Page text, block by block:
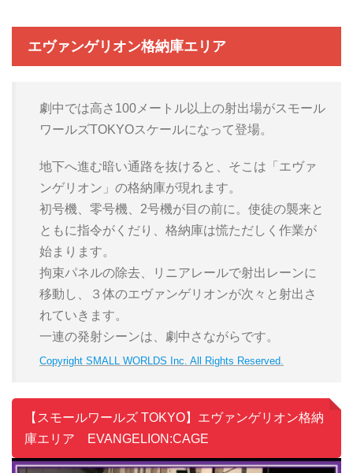
エヴァンゲリオン格納庫エリア
劇中では高さ100メートル以上の射出場がスモール
ワールズTOKYOスケールになって登場。
地下へ進む暗い通路を抜けると、そこは「エヴァ
ンゲリオン」の格納庫が現れます。
初号機、零号機、2号機が目の前に。使徒の襲来と
ともに指令がくだり、格納庫は慌ただしく作業が
始まります。
拘束パネルの除去、リニアレールで射出レーンに
移動し、３体のエヴァンゲリオンが次々と射出さ
れていきます。
一連の発射シーンは、劇中さながらです。
Copyright SMALL WORLDS Inc. All Rights Reserved.
【スモールワールズ TOKYO】エヴァンゲリオン格納
庫エリア EVANGELION:CAGE